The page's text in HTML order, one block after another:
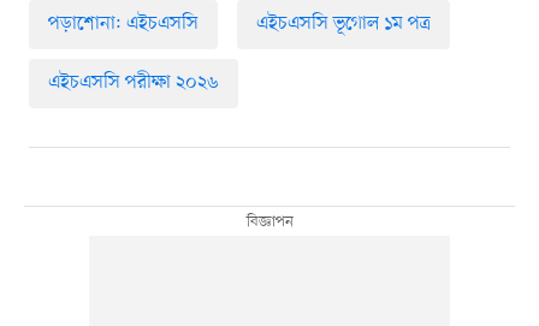
পড়াশোনা: এইচএসসি এইচএসসি ভূগোল ১ম পত্র
এইচএসসি পরীক্ষা ২০২৬